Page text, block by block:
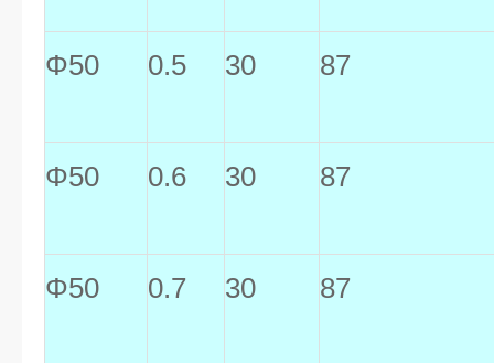
Φ50 0.5 30 87
Φ50 0.6 30 87
Φ50 0.7 30 87